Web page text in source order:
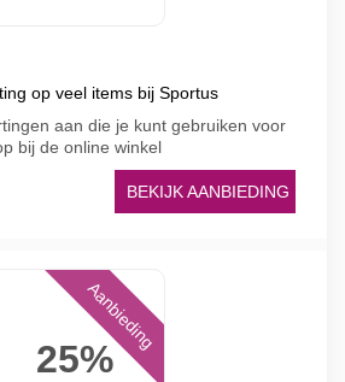
op veel items bij Sportus
aan die je kunt gebruiken voor
bij de online winkel
BEKIJK AANBIEDING
25%
Aanbieding